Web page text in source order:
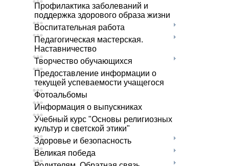
Профилактика заболеваний и
поддержка здорового образа жизни
Воспитательная работа
Педагогическая мастерская.
Наставничество
Творчество обучающихся
Предоставление информации о
текущей успеваемости учащегося
Фотоальбомы
Информация о выпускниках
Учебный курс "Основы религиозных
культур и светской этики"
Здоровье и безопасность
Великая победа